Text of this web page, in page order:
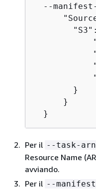
--
        }
      }
  }
Per il --task-arn
Resource Name
avviando.
Per il --